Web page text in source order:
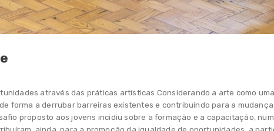
através das práticas artísticas.Considerando a arte como
forma a derrubar barreiras existentes e contribuindo para a
proposto aos jovens incidiu sobre a formação e a capacitação,